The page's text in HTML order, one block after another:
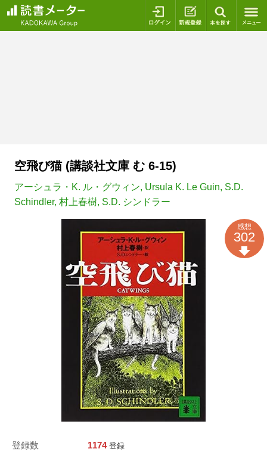
ログイン 新規登録
空飛び猫 (講談社文庫 む 6-15)
アーシュラ・K. ル・グウィン, Ursula K. Le Guin, S.D.
Schindler, 村上春樹, S.D. シンドラー
登録数 1174 登録
感想
302